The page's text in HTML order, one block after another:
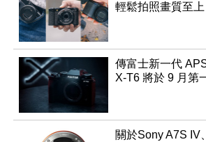
輕鬆拍照畫質至上
傳富士新一代
X-T6 將於 9 月第
關於Sony A7S IV